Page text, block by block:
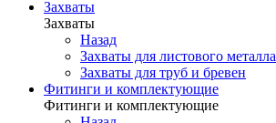
Захваты
Захваты
Назад
Захваты для листового металла
Захваты для труб и бревен
Фитинги и комплектующие
Фитинги и комплектующие